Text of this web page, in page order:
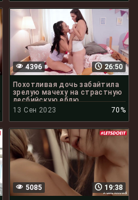
26:50
4396
Похотливая дочь забайтила
зрелую мачеху на страстную
лесбийскую еблю
13 Сен 2023
70%
19:38
5085